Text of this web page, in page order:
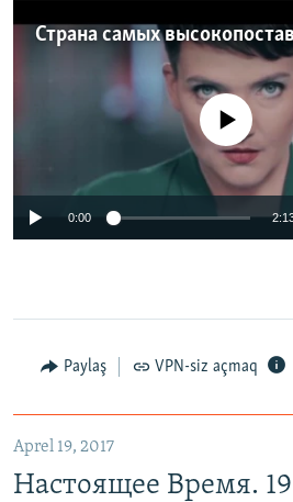
No media source
0:00
Paylaş VPN-siz açmaq
Aprel 19, 2017
Настоящее Время.